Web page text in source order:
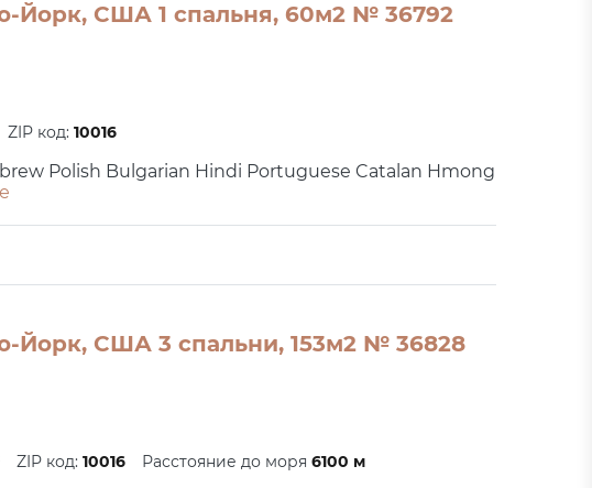
Йорк, США 1 спальня, 60м2 № 36792
ZIP код: 10016
Polish Bulgarian Hindi Portuguese Catalan Hmong
Йорк, США 3 спальни, 153м2 № 36828
ZIP код: 10016 Расстояние до моря 6100 м